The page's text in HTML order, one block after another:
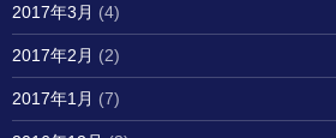
2017年3月 (4)
2017年2月 (2)
2017年1月 (7)